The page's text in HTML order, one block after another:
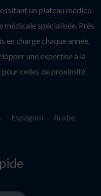
un plateau médico-
médicale spécialisée. Près
en charge chaque année,
une expertise à la
celles de proximité.
Espagnol
Arabe